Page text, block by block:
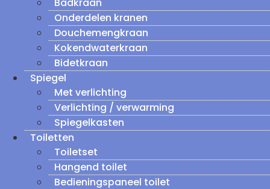
Onderdelen kranen
Douchemengkraan
Kokendwaterkraan
Bidetkraan
Spiegel
Met verlichting
Verlichting / verwarming
Spiegelkasten
Toiletten
Toiletset
Hangend toilet
Bedieningspaneel toilet